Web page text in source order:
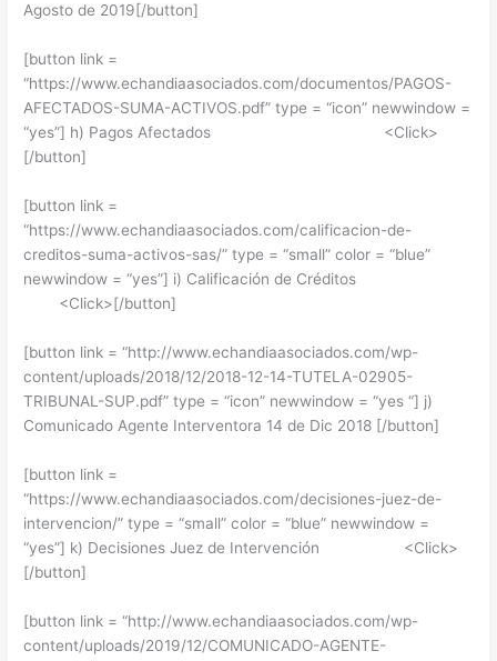
Agosto de 2019[/button]
[button link =
“https://www.echandiaasociados.com/documentos/PAGOS-
AFECTADOS-SUMA-ACTIVOS.pdf” type = “icon” newwindow =
“yes”] h) Pagos Afectados <Click>
[/button]
[button link =
“https://www.echandiaasociados.com/calificacion-de-
creditos-suma-activos-sas/” type = “small” color = “blue”
newwindow = “yes”] i) Calificación de Créditos
<Click>[/button]
[button link = “http://www.echandiaasociados.com/wp-
content/uploads/2018/12/2018-12-14-TUTELA-02905-
TRIBUNAL-SUP.pdf” type = “icon” newwindow = “yes “] j)
Comunicado Agente Interventora 14 de Dic 2018 [/button]
[button link =
“https://www.echandiaasociados.com/decisiones-juez-de-
intervencion/” type = “small” color = “blue” newwindow =
“yes”] k) Decisiones Juez de Intervención <Click>
[/button]
[button link = “http://www.echandiaasociados.com/wp-
content/uploads/2019/12/COMUNICADO-AGENTE-